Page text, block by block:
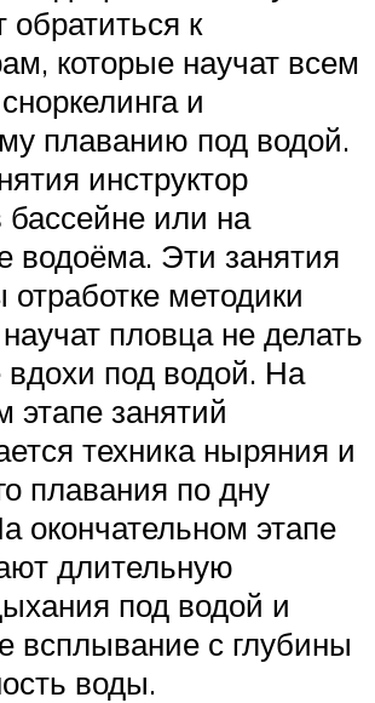
обратиться к
которые научат всем
и
плаванию под водой.
инструктор
бассейне или на
водоёма. Эти занятия
методики
пловца не делать
под водой. На
занятий
техника ныряния и
плавания по дну
окончательном этапе
длительную
под водой и
всплывание с глубины
воды.